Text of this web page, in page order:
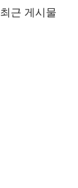
최근 게시물